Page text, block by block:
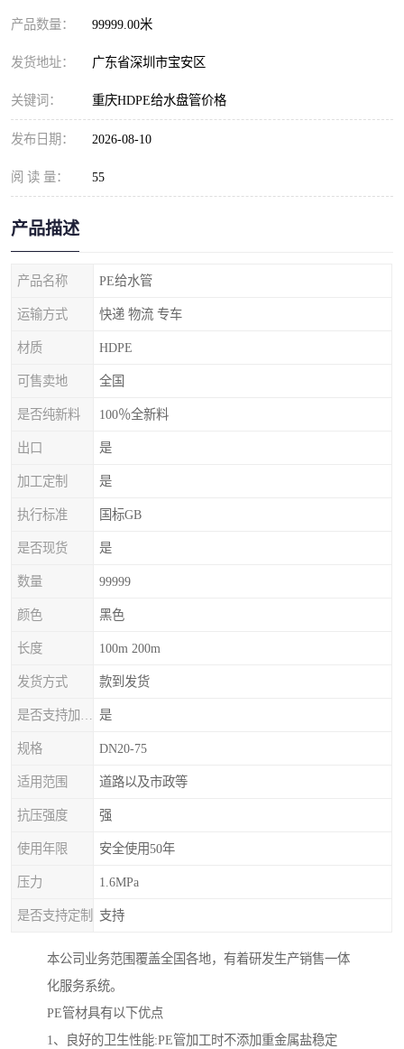
产品数量： 99999.00米
发货地址： 广东省深圳市宝安区
关键词： 重庆HDPE给水盘管价格
发布日期： 2026-08-10
阅 读 量： 55
产品描述
产品名称 PE给水管
运输方式 快递 物流 专车
材质 HDPE
可售卖地 全国
是否纯新料 100％全新料
出口 是
加工定制 是
执行标准 国标GB
是否现货 是
数量 99999
颜色 黑色
长度 100m 200m
发货方式 款到发货
是
规格 DN20-75
适用范围 道路以及市政等
抗压强度 强
使用年限 安全使用50年
压力 1.6MPa
是否支持定制 支持
本公司业务范围覆盖全国各地，有着研发生产销售一体
化服务系统。
PE管材具有以下优点
1、良好的卫生性能:PE管加工时不添加重金属盐稳定